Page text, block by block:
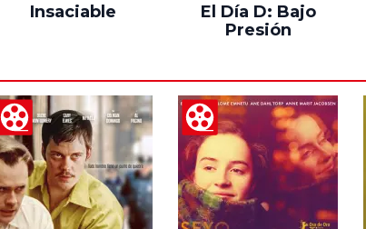
Insaciable
El Día D: Bajo
Presión